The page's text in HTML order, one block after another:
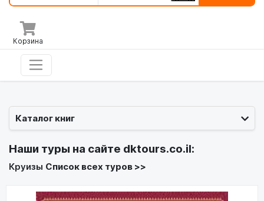
Корзина
Каталог книг
Наши туры на сайте dktours.co.il:
Круизы Список всех туров >>